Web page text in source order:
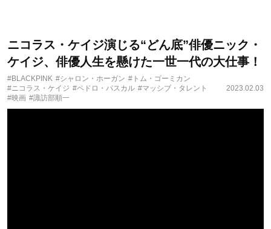
ニコラス・ケイジ演じる“どん底”俳優ニック・
ケイジ、俳優人生を懸けた一世一代の大仕事！
#BLACKPINK #シャロン・ホーガン #トム・ゴーミカン
#ニコラス・ケイジ #ペドロ・パスカル #マッシブ・タレント
#映画 #諏訪部順一
2023.02.03